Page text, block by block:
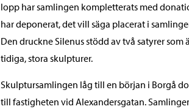
lopp har samlingen kompletterats med
har deponerat, det vill säga placerat i
Den druckne Silenus stödd av två satyrer som
tidiga, stora skulpturer.
Skulptursamlingen låg till en början i Borgå
till fastigheten vid Alexandersgatan.